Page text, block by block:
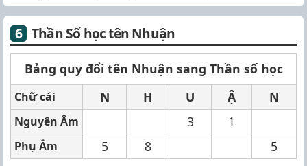
Thần Số học tên Nhuận
Bảng quy đổi tên Nhuận sang Thần số học
Chữ cái N H U Ậ N
Nguyên Âm 3 1
Phụ Âm 5 8
5